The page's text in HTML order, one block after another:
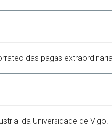
das pagas
da Universidade de Vigo.